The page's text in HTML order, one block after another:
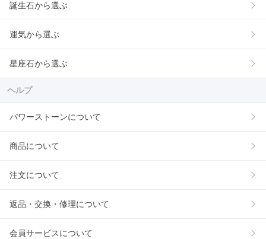
誕生石から選ぶ
運気から選ぶ
星座石から選ぶ
ヘルプ
パワーストーンについて
商品について
注文について
返品・交換・修理について
会員サービスについて